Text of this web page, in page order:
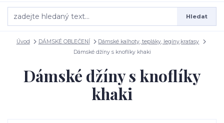
Hledat
Úvod DÁMSKÉ OBLEČENÍ
Dámské kalhoty, tepláky, legíny,kraťasy
Dámské džíny s knoflíky khaki
Dámské džíny s knoflíky
khaki